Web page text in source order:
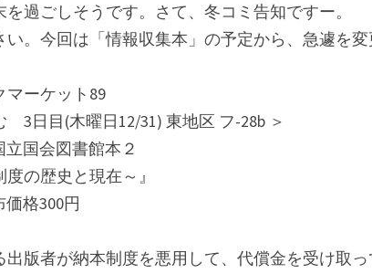
を過ごしそうです。さて、冬コミ告知ですー。
い。今回は「情報収集本」の予定から、急遽を変
マーケット89
3日目(木曜日12/31) 東地区 フ-28b ＞
国会図書館本２
の歴史と現在～』
格300円
出版者が納本制度を悪用して、代償金を受け取